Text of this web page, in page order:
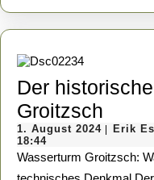
Der
Groitzsch
1. August 20241.
2024
Erik
18:44
Wasserturm Groitzsch: Wahrzeichen der Stadt und